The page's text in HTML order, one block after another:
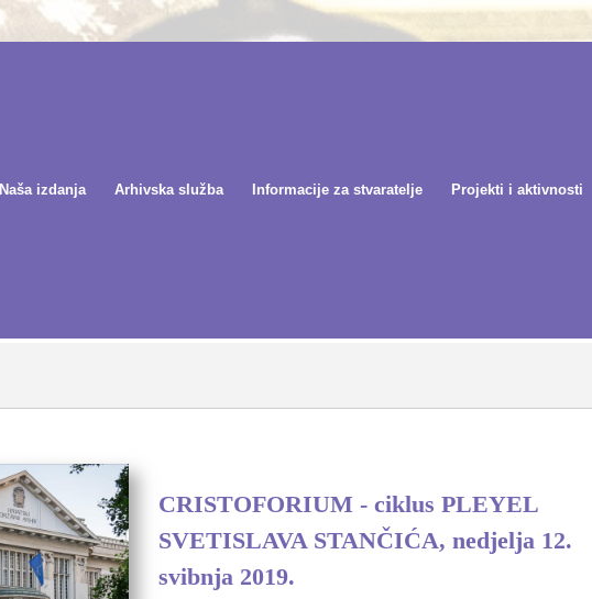
Naša izdanja Arhivska služba Informacije za stvaratelje Projekti i aktivnosti
CRISTOFORIUM - ciklus PLEYEL
SVETISLAVA STANČIĆA, nedjelja 12.
svibnja 2019.